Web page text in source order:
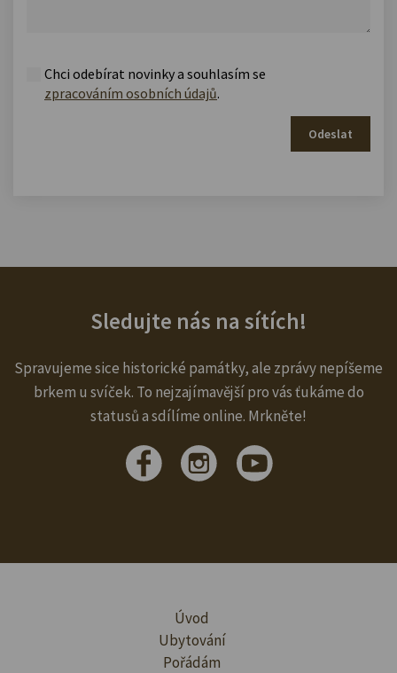
Chci odebírat novinky a souhlasím se
zpracováním osobních údajů.
Odeslat
Sledujte nás na sítích!
Spravujeme sice historické památky, ale zprávy nepíšeme
brkem u svíček. To nejzajímavější pro vás ťukáme do
statusů a sdílíme online. Mrkněte!
Úvod
Ubytování
Pořádám